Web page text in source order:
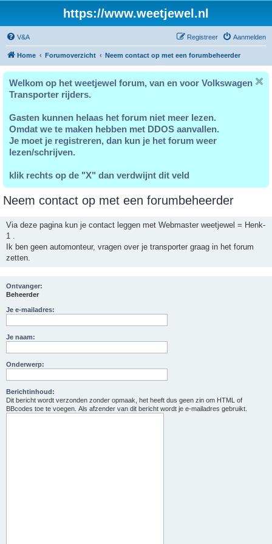
https://www.weetjewel.nl
V&A Aanmelden
Registreer
Home Forumoverzicht Neem contact op met een forumbeheerder
Welkom op het weetjewel forum, van en voor Volkswagen
Transporter rijders.
Gasten kunnen helaas het forum niet meer lezen.
Omdat we te maken hebben met DDOS aanvallen.
Je moet je registreren, dan kun je het forum weer
lezen/schrijven.
klik rechts op de "X" dan verdwijnt dit veld
Neem contact op met een forumbeheerder
Via deze pagina kun je contact leggen met Webmaster weetjewel = Henk-
1 .
Ik ben geen automonteur, vragen over je transporter graag in het forum
zetten.
Ontvanger:
Beheerder
Je e-mailadres:
Je naam:
Onderwerp:
Berichtinhoud:
Dit bericht wordt verzonden zonder opmaak, het heeft dus geen zin om HTML of
BBcodes toe te voegen. Als afzender van dit bericht wordt je e-mailadres gebruikt.